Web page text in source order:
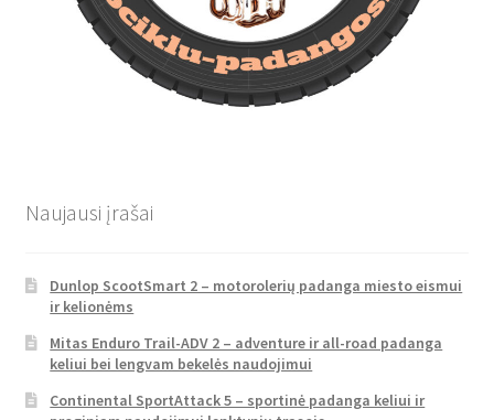
Naujausi įrašai
Dunlop ScootSmart 2 – motorolerių padanga miesto eismui
ir kelionėms
Mitas Enduro Trail-ADV 2 – adventure ir all-road padanga
keliui bei lengvam bekelės naudojimui
Continental SportAttack 5 – sportinė padanga keliui ir